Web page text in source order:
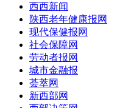
西西新闻
陕西老年健康报网
现代保健报网
社会保障网
劳动者报网
城市金融报
荟萃网
新西部网